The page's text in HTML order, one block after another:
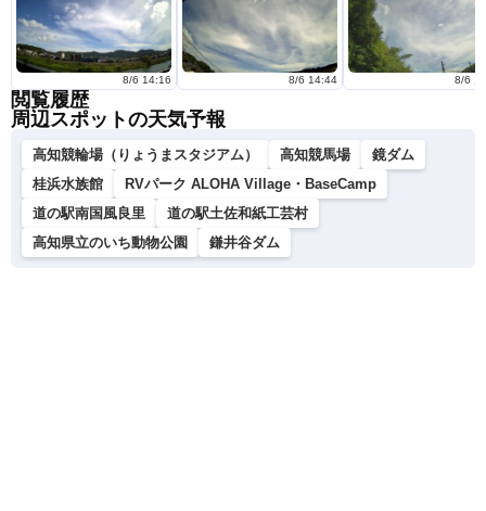
8/6 14:16 8/6 14:44 8/6
閲覧履歴
周辺スポットの天気予報
高知競輪場（りょうまスタジアム） 高知競馬場
鏡ダム
桂浜水族館
RVパーク ALOHA Village・BaseCamp
道の駅南国風良里
道の駅土佐和紙工芸村
高知県立のいち動物公園
鎌井谷ダム